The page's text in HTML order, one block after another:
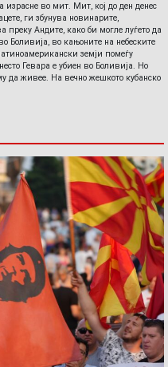
израсне во мит. Мит, кој до ден денес
ги збунува новинарите,
преку Андите, како би могле луѓето да
Боливија, во кањоните на небеските
земји помеѓу
Гевара е убиен во Боливија. Но
да живее. На вечно жешкото кубанско